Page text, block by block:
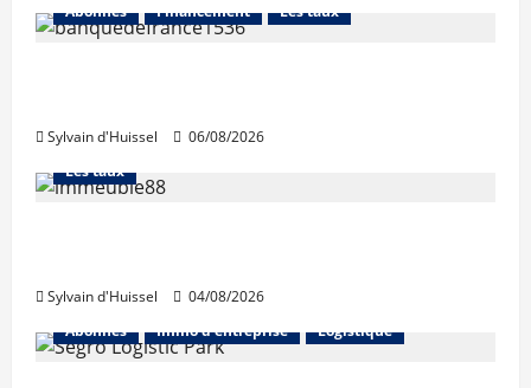
Abonnés Financement Les taux
Sylvain d'Huissel 06/08/2026
Abonnés Financement
Les taux
Sylvain d'Huissel
04/08/2026
Abonnés
Immo d'entreprise Logistique